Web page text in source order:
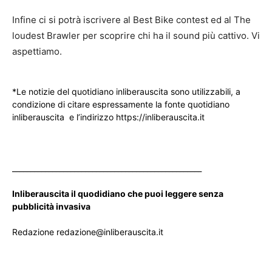
Infine ci si potrà iscrivere al Best Bike contest ed al The
loudest Brawler per scoprire chi ha il sound più cattivo. Vi
aspettiamo.
*Le notizie del quotidiano inliberauscita sono utilizzabili, a
condizione di citare espressamente la fonte quotidiano
inliberauscita e l’indirizzo https://inliberauscita.it
Inliberauscita il quodidiano che puoi leggere senza
pubblicità invasiva
Redazione redazione@inliberauscita.it